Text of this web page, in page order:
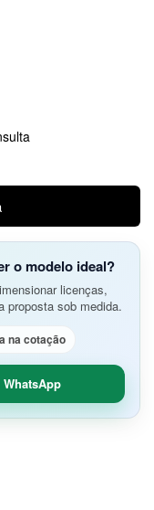
o modelo ideal?
licenças,
proposta sob medida.
na cotação